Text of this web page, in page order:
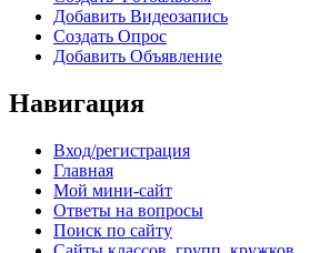
Добавить Видеозапись
Создать Опрос
Добавить Объявление
Навигация
Вход/регистрация
Главная
Мой мини-сайт
Ответы на вопросы
Поиск по сайту